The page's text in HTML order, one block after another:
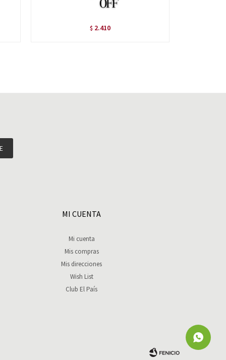
$ 2.410
MI CUENTA
Mi cuenta
Mis compras
Mis direcciones
Wish List
Club El País